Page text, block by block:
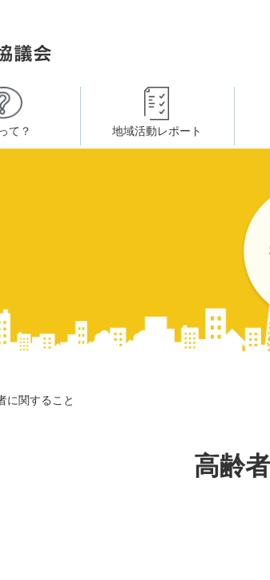
て？
八幡西区事務所
地域活動レポート
北九州シニアネットアカデミ
障害のある人に関すること
知りたい・学びたい
研修事業
に関すること
高齢